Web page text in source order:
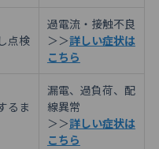
点検
過電流・接触不良
＞＞詳しい症状は
こちら
るま
漏電、過負荷、配
線異常
＞＞詳しい症状は
こちら